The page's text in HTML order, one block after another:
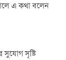
এ কথা বলেন
সুযোগ সৃষ্টি